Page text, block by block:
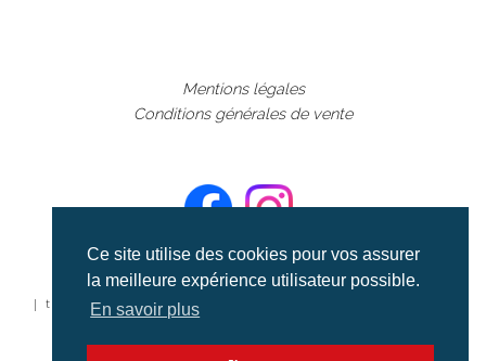
Ce site utilise des cookies pour vos assurer
la meilleure expérience utilisateur possible.
En savoir plus
Mentions légales
Conditions générales de vente
©aerialcollection marque déposée 2024
| tous droits réservés | aerialcollection.fr banque d'images
aériennes et documentaires video et cinéma |